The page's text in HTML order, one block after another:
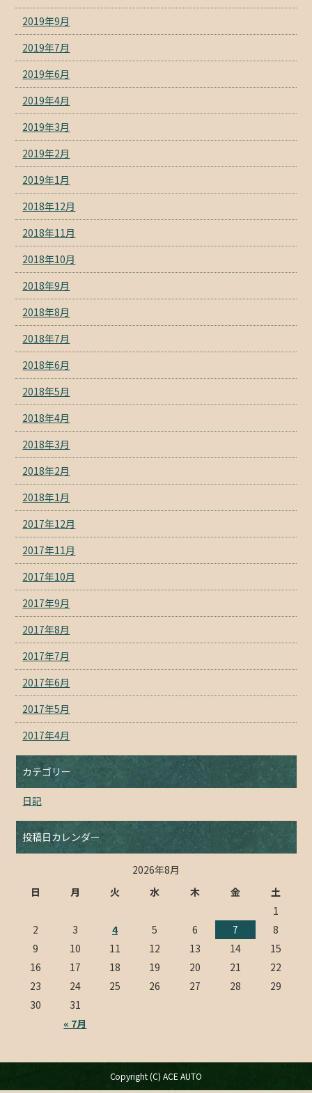
2019年9月
2019年7月
2019年6月
2019年4月
2019年3月
2019年2月
2019年1月
2018年12月
2018年11月
2018年10月
2018年9月
2018年8月
2018年7月
2018年6月
2018年5月
2018年4月
2018年3月
2018年2月
2018年1月
2017年12月
2017年11月
2017年10月
2017年9月
2017年8月
2017年7月
2017年6月
2017年5月
2017年4月
カテゴリー
日記
投稿日カレンダー
2026年8月
日
月 火 水 木 金 土
« 7月
1
2
3 4 5 6 7
8
9
10 11 12 13 14
15
16
17 18 19 20 21
22
23
24 25 26 27 28
29
30
31
Copyright (C) ACE AUTO